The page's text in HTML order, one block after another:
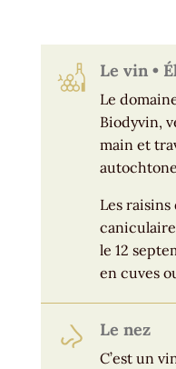
Le vin •
Le
Biodyvin,
main et
Les
le 12
en cuves
Le nez
C’est un